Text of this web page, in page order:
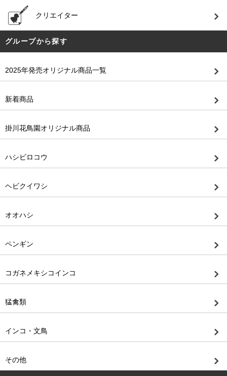
クリエイター
グループから探す
2025年発売オリジナル商品一覧
新着商品
掛川花鳥園オリジナル商品
ハシビロコウ
ヘビクイワシ
オオハシ
ペンギン
コガネメキシコインコ
猛禽類
インコ・文鳥
その他